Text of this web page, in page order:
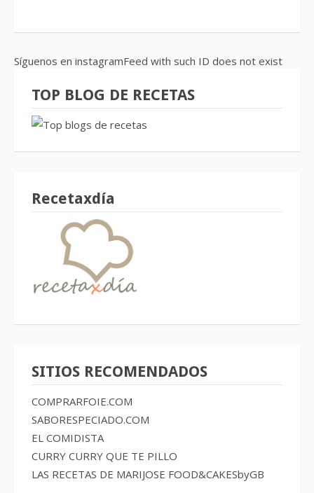
Síguenos en instagramFeed with such ID does not exist
TOP BLOG DE RECETAS
Recetaxdía
SITIOS RECOMENDADOS
COMPRARFOIE.COM
SABORESPECIADO.COM
EL COMIDISTA
CURRY CURRY QUE TE PILLO
LAS RECETAS DE MARIJOSE FOOD&CAKESbyGB